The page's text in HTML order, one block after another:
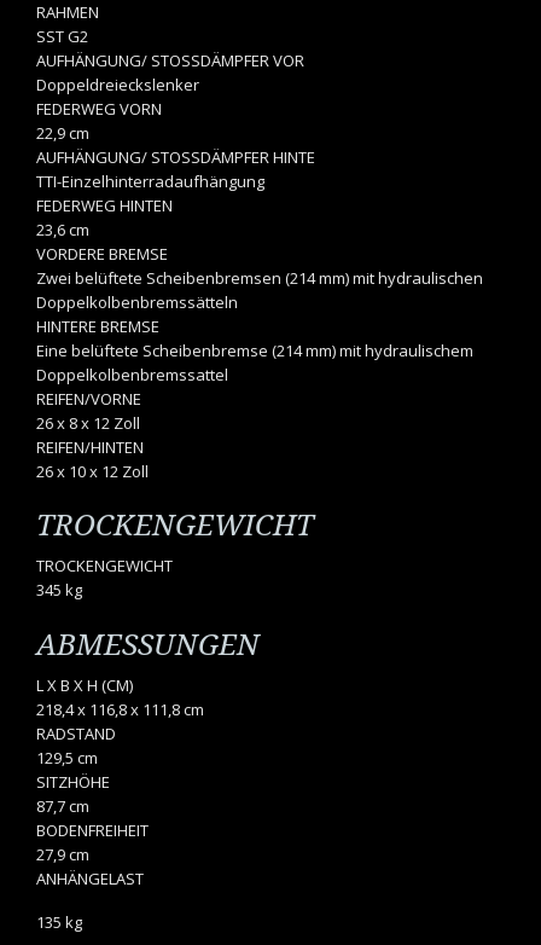
RAHMEN
SST G2
AUFHÄNGUNG/ STOSSDÄMPFER VOR
Doppeldreieckslenker
FEDERWEG VORN
22,9 cm
AUFHÄNGUNG/ STOSSDÄMPFER HINTE
TTI-Einzelhinterradaufhängung
FEDERWEG HINTEN
23,6 cm
VORDERE BREMSE
Zwei belüftete Scheibenbremsen (214 mm) mit hydraulischen
Doppelkolbenbremssätteln
HINTERE BREMSE
Eine belüftete Scheibenbremse (214 mm) mit hydraulischem
Doppelkolbenbremssattel
REIFEN/VORNE
26 x 8 x 12 Zoll
REIFEN/HINTEN
26 x 10 x 12 Zoll
TROCKENGEWICHT
TROCKENGEWICHT
345 kg
ABMESSUNGEN
L X B X H (CM)
218,4 x 116,8 x 111,8 cm
RADSTAND
129,5 cm
SITZHÖHE
87,7 cm
BODENFREIHEIT
27,9 cm
ANHÄNGELAST
135 kg